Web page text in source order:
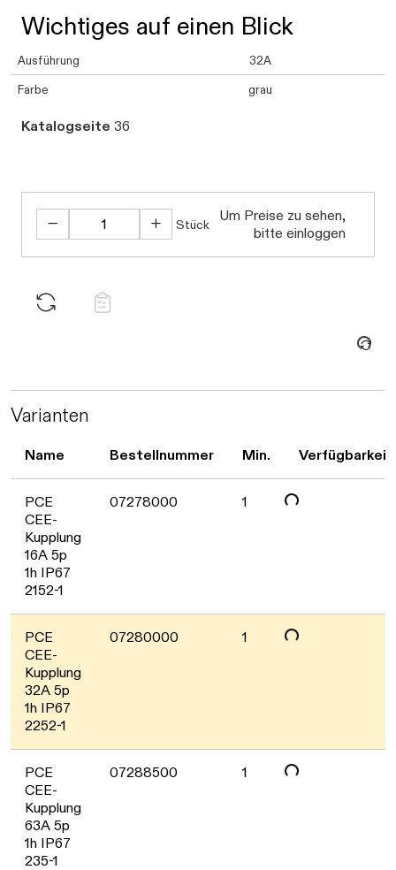
Wichtiges auf einen Blick
Ausführung 32A
Farbe grau
Katalogseite 36
Stück
Um Preise zu sehen,
bitte einloggen
Varianten
Name Bestellnummer Min. Verfügbarkeit
PCE
CEE-
Kupplung
16A 5p
1h IP67
2152-1
07278000 1
Daten werden geladen. Bitte warten...
PCE
CEE-
Kupplung
32A 5p
1h IP67
2252-1
07280000 1
Daten werden geladen. Bitte warten...
PCE
CEE-
Kupplung
63A 5p
1h IP67
235-1
07288500 1
Daten werden geladen. Bitte warten...